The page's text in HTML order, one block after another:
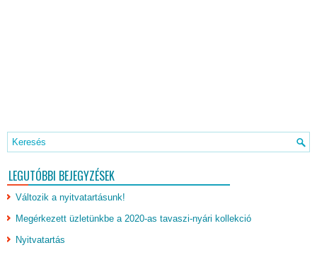
LEGUTÓBBI BEJEGYZÉSEK
Változik a nyitvatartásunk!
Megérkezett üzletünkbe a 2020-as tavaszi-nyári kollekció
Nyitvatartás